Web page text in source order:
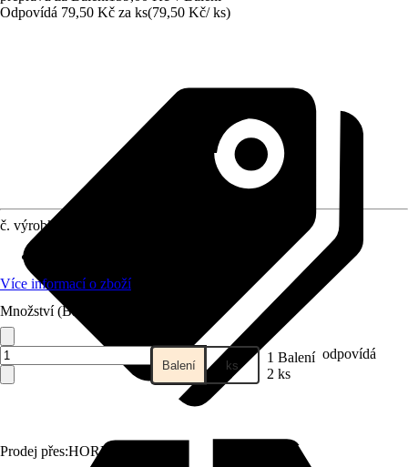
Odpovídá 79,50 Kč za ks(79,50 Kč/ ks)
Prodej přes:HORNBACH
č. výrobku
Více informací o zboží
Množství (Balení)
Balení ks 1 Balení odpovídá
2 ks